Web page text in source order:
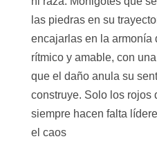
las piedras en su
encajarlas en la armonía
rítmico y amable, con
que el daño anula su
construye. Solo los rojos
siempre hacen falta
el caos